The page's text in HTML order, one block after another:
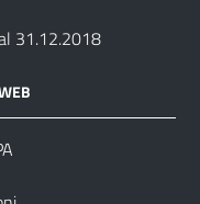
31.12.2018